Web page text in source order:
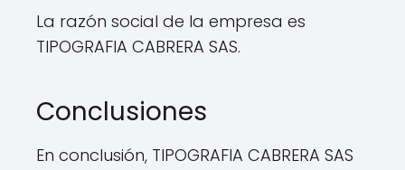
La razón social de la empresa es
TIPOGRAFIA CABRERA SAS.
Conclusiones
En conclusión, TIPOGRAFIA CABRERA SAS